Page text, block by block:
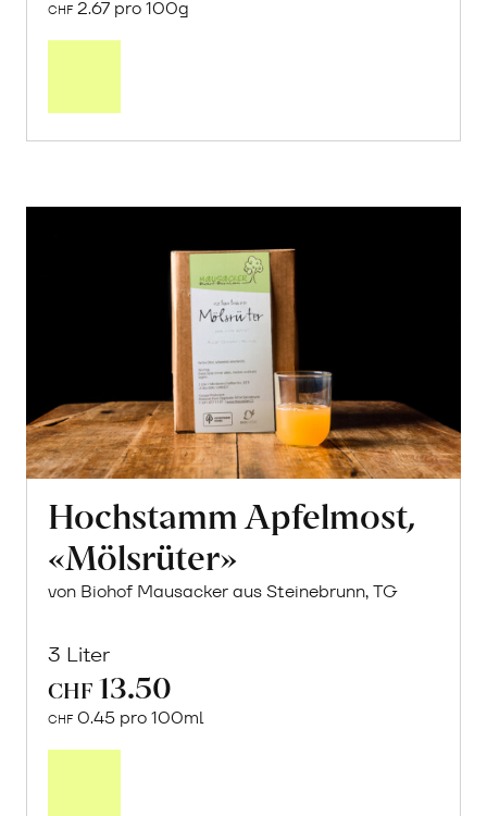
CHF 2.67 pro 100g
Hochstamm Apfelmost,
«Mölsrüter»
von Biohof Mausacker aus Steinebrunn, TG
3 Liter
CHF 13.50
CHF 0.45 pro 100ml